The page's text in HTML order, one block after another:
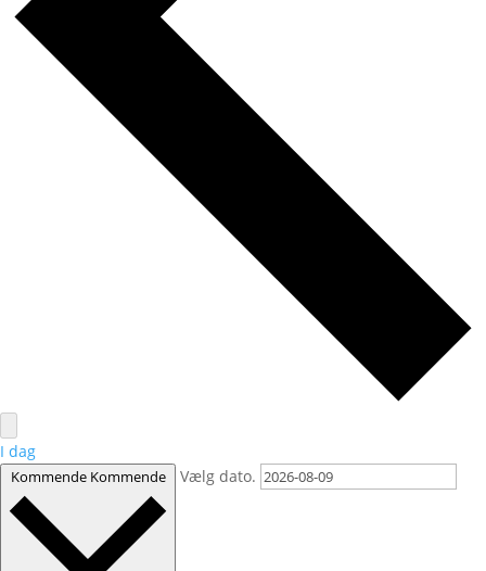
I dag
Kommende Kommende Vælg dato.